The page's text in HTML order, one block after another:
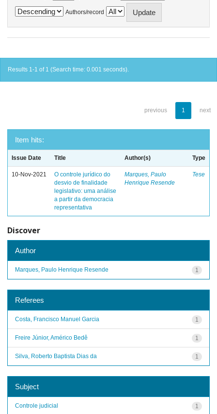
Authors/record
Results 1-1 of 1 (Search time: 0.001 seconds).
previous 1 next
Item hits:
Issue Date Title Author(s) Type
10-Nov-2021
O controle jurídico do
desvio de finalidade
legislativo: uma análise
a partir da democracia
representativa
Marques, Paulo
Henrique Resende
Tese
Discover
Author
1
Marques, Paulo Henrique Resende
Referees
1
Costa, Francisco Manuel Garcia
1
Freire Júnior, Américo Bedê
1
Silva, Roberto Baptista Dias da
Subject
1
Controle judicial